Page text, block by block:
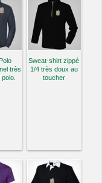
très
polo.
Sweat-shirt zippé
1/4 très doux au
toucher